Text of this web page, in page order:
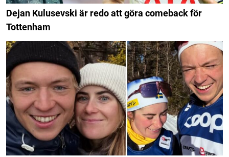
Dejan Kulusevski är redo att göra comeback för
Tottenham